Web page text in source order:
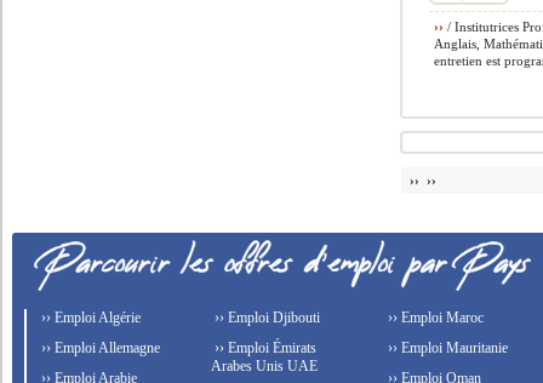
›› / Institutrices
Anglais,
entretien est
›› ››
›› Emploi Algérie
›› Emploi Allemagne
›› Emploi Arabie
›› Emploi Djibouti
›› Emploi Émirats
Arabes Unis UAE
›› Emploi Maroc
›› Emploi Mauritanie
›› Emploi Oman